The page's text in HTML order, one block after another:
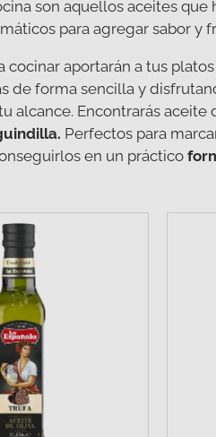
son aquellos aceites
para agregar sabor y
cocinar aportarán a tus
de forma sencilla y
alcance. Encontrarás
Perfectos para
en un práctico